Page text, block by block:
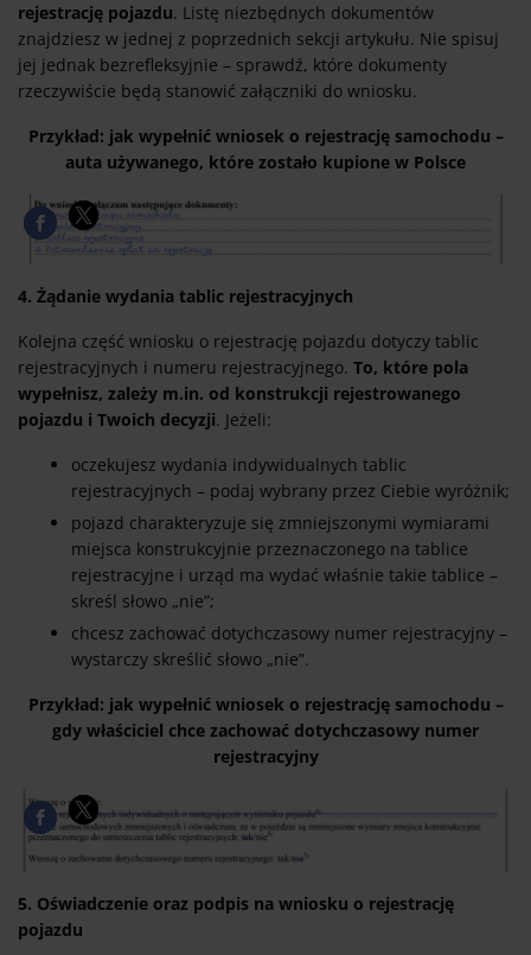
rejestrację pojazdu. Listę niezbędnych dokumentów
znajdziesz w jednej z poprzednich sekcji artykułu. Nie spisuj
jej jednak bezrefleksyjnie – sprawdź, które dokumenty
rzeczywiście będą stanowić załączniki do wniosku.
Przykład: jak wypełnić wniosek o rejestrację samochodu –
auta używanego, które zostało kupione w Polsce
4. Żądanie wydania tablic rejestracyjnych
Kolejna część wniosku o rejestrację pojazdu dotyczy tablic
rejestracyjnych i numeru rejestracyjnego. To, które pola
wypełnisz, zależy m.in. od konstrukcji rejestrowanego
pojazdu i Twoich decyzji. Jeżeli:
oczekujesz wydania indywidualnych tablic
rejestracyjnych – podaj wybrany przez Ciebie wyróżnik;
pojazd charakteryzuje się zmniejszonymi wymiarami
miejsca konstrukcyjnie przeznaczonego na tablice
rejestracyjne i urząd ma wydać właśnie takie tablice –
skreśl słowo „nie”;
chcesz zachować dotychczasowy numer rejestracyjny –
wystarczy skreślić słowo „nie”.
Przykład: jak wypełnić wniosek o rejestrację samochodu –
gdy właściciel chce zachować dotychczasowy numer
rejestracyjny
5. Oświadczenie oraz podpis na wniosku o rejestrację
pojazdu